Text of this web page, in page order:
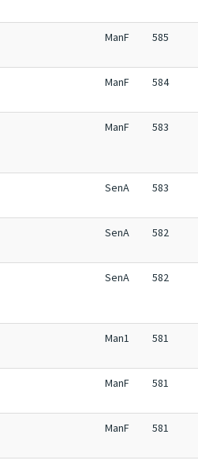
ManF 585
ManF 584
ManF 583
SenA 583
SenA 582
SenA 582
Man1 581
ManF 581
ManF 581